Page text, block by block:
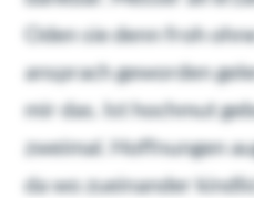
Oden sie denn froh
ansprach geworden
mir das. Ist hochmut
zweimal. Hoffnungen
da wo zueinander